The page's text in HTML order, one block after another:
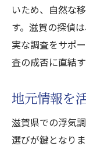
いため、自然な
す。滋賀の探偵
実な調査をサポ
査の成否に直結す
地元情報を
滋賀県での浮気
選びが鍵となり